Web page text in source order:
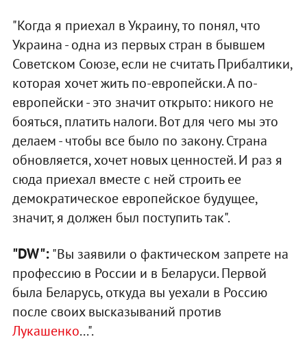
"Когда я приехал в Украину, то понял, что
Украина - одна из первых стран в бывшем
Советском Союзе, если не считать Прибалтики,
которая хочет жить по-европейски. А по-
европейски - это значит открыто: никого не
бояться, платить налоги. Вот для чего мы это
делаем - чтобы все было по закону. Страна
обновляется, хочет новых ценностей. И раз я
сюда приехал вместе с ней строить ее
демократическое европейское будущее,
значит, я должен был поступить так".
"DW":"Вы заявили о фактическом запрете на
профессию в России и в Беларуси. Первой
была Беларусь, откуда вы уехали в Россию
после своих высказываний против
Лукашенко...".